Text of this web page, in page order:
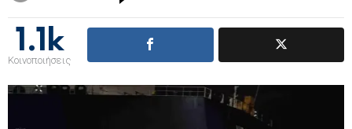
1.1k
Κοινοποιήσεις